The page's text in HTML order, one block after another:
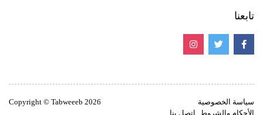
تابعنا
سياسة الخصوصية
الأحكام والشروط
اتصل بنا
Copyright © Tabweeeb 2026